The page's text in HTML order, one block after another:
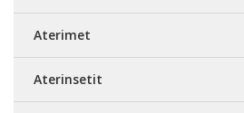
Aterimet
Aterinsetit